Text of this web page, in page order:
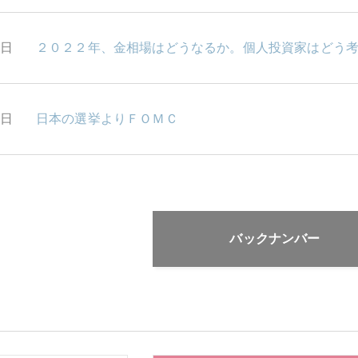
２０２２年、金相場はどうなるか。個人投資家はどう考
日本の選挙よりＦＯＭＣ
バックナンバー